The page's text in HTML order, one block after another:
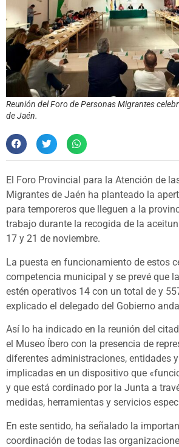
Reunión del Foro de Personas Migrantes
de Jaén.
El Foro Provincial para la Atención de
Migrantes de Jaén ha planteado la
para temporeros que lleguen a la
trabajo durante la recogida de la
17 y 21 de noviembre.
La puesta en funcionamiento de estos
competencia municipal y se prevé que
estén operativos 14 con un total de y
explicado el delegado del Gobierno
Así lo ha indicado en la reunión del
el Museo Íbero con la presencia de
diferentes administraciones, entidades
implicadas en un dispositivo que
y que está cordinado por la Junta a
medidas, herramientas y servicios
En este sentido, ha señalado la
coordinación de todas las